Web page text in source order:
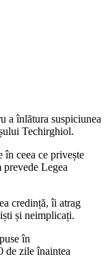
a înlătura suspiciunea
Techirghiol.
în ceea ce privește
prevede Legea
credință, îi atrag
și neimplicați.
în
de zile înaintea